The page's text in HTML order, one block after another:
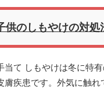
供のしもやけの対処
当て しもやけは冬に特
膚疾患です。外気に触